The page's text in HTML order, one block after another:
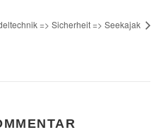
=> Sicherheit => Seekajak